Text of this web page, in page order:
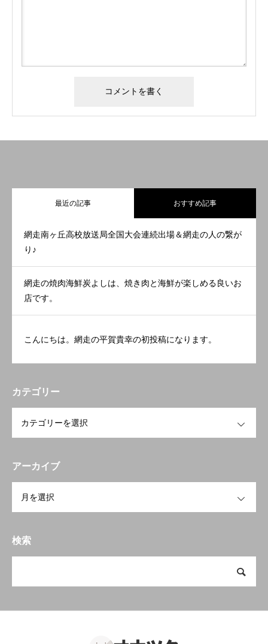
最近の記事 おすすめ記事
網走南ヶ丘高校放送局全国大会連続出場＆網走の人の繋が
り♪
網走の焼肉海鮮炭よしは、焼き肉と海鮮が楽しめる良いお
店です。
こんにちは。網走の平賀貴幸の初投稿になります。
カテゴリー
アーカイブ
検索